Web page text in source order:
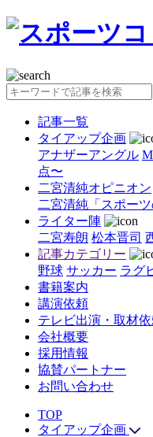
記事一覧
タイアップ企画
アナザーアングル
点〜
二宮清純オピニオン
二宮清純「スポーツ
ライター陣
二宮寿朗 松本晋司
記事カテゴリー
野球 サッカー ラグ
書籍案内
講演依頼
テレビ出演・取材
会社概要
採用情報
協賛パートナー
お問い合わせ
TOP
タイアップ企画